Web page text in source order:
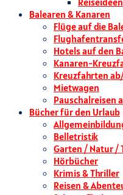
Balearen & Kanaren
Flüge auf die
Hotels auf den
Kanaren-
Kreuzfahrten
Mietwagen
Pauschalreisen
Bücher für den Urlaub
Belletristik
Garten / Natur /
Hörbücher
Krimis & Thriller
Reisen &